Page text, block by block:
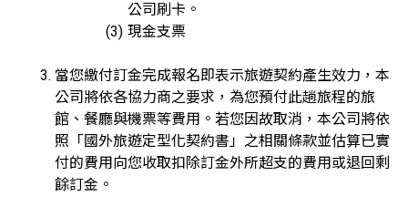
公司刷卡。
現金支票
當您繳付訂金完成報名即表示旅遊契約產生效力，本
公司將依各協力商之要求，為您預付此趟旅程的旅
館、餐廳與機票等費用。若您因故取消，本公司將依
照「國外旅遊定型化契約書」之相關條款並估算已實
付的費用向您收取扣除訂金外所超支的費用或退回剩
餘訂金。